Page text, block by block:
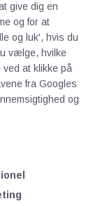
give dig en
og for at
og luk', hvis du
vælge, hvilke
at klikke på
fra Googles
og